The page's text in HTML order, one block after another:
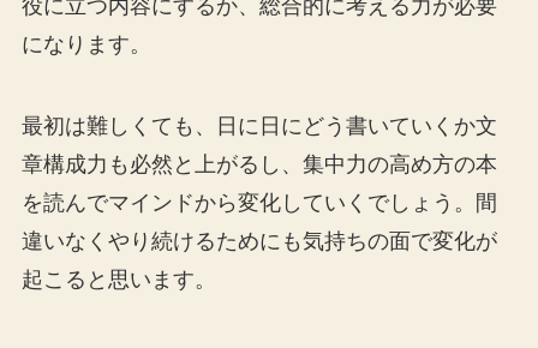
役に立つ内容にするか、総合的に考える力が必要
になります。
最初は難しくても、日に日にどう書いていくか文
章構成力も必然と上がるし、集中力の高め方の本
を読んでマインドから変化していくでしょう。間
違いなくやり続けるためにも気持ちの面で変化が
起こると思います。